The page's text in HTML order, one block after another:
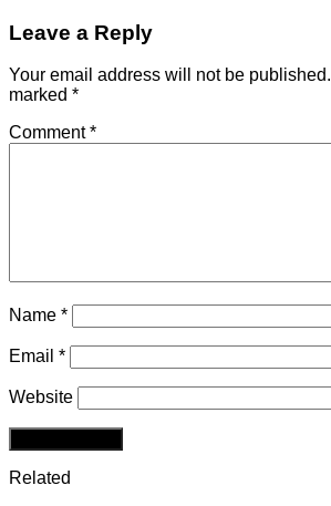
Leave a Reply
Your email address will not be published.
marked *
Comment*
Name *
Email *
Website
Related